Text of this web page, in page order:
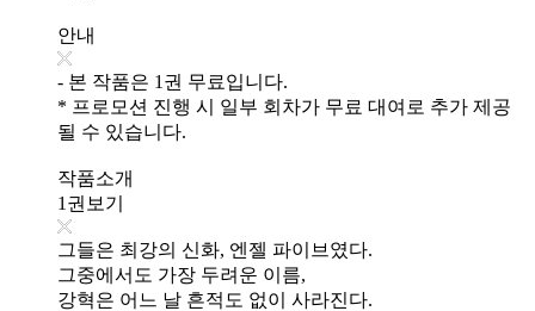
안내
- 본 작품은 1권 무료입니다.
* 프로모션 진행 시 일부 회차가 무료 대여로 추가 제공
될 수 있습니다.
작품소개
1권보기
그들은 최강의 신화, 엔젤 파이브였다.
그중에서도 가장 두려운 이름,
강혁은 어느 날 흔적도 없이 사라진다.